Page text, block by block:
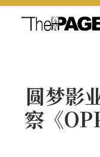
新闻内容
商页菁英
圆梦影
察《